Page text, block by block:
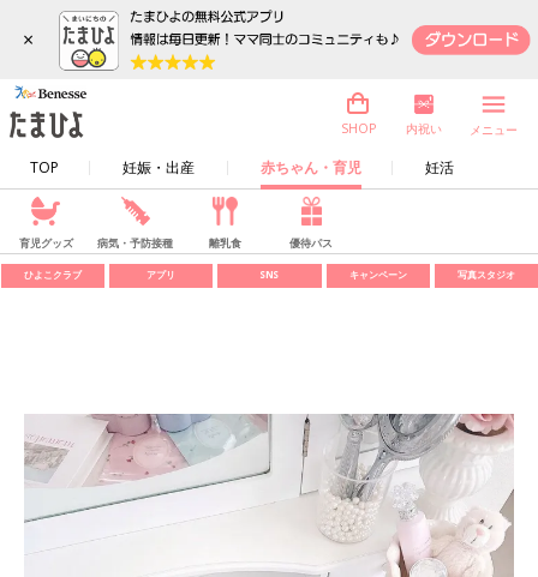
×
TOP 妊娠・出産 赤ちゃん・育児 妊活
SHOP 内祝い メニュー
育児グッズ 病気・予防接種 離乳食 優待パス
ひよこクラブ アプリ SNS キャンペーン 写真スタジオ